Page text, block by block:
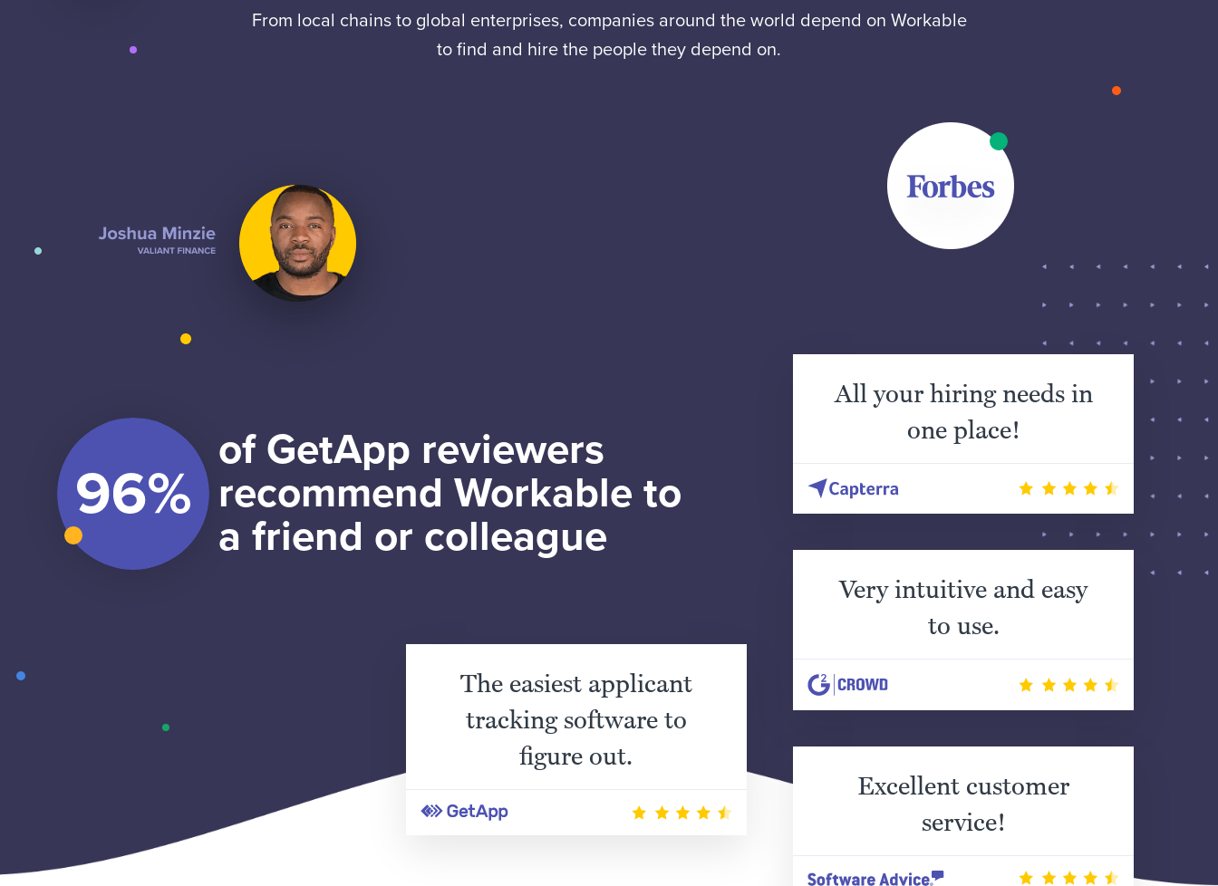
From local chains to global enterprises, companies around the world depend on Workable
to find and hire the people they depend on.
of GetApp reviewers
recommend Workable to
a friend or colleague
The easiest applicant
tracking software to
figure out.
All your hiring needs in
one place!
Very intuitive and easy
to use.
Excellent customer
service!